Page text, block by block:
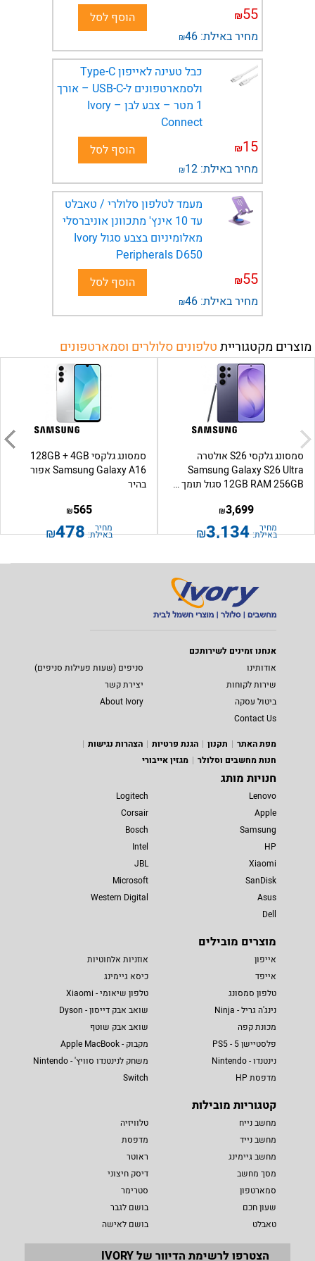
55
₪
מחיר באילת: 46
₪
הוסף לסל
ולסמארטפונים ל-USB-C – אורך
1 מטר – צבע לבן – Ivory
Connect
15
₪
מחיר באילת: 12
₪
הוסף לסל
מעמד לטלפון סלולרי / טאבלט
עד 10 אינץ' מתכוונן אוניברסלי
מאלומיניום בצבע סגול Ivory
Peripherals D650
55
₪
מחיר באילת: 46
₪
הוסף לסל
מוצרים מקטגורייתטלפונים סלולרים וסמארטפונים
סמסונג גלקסי S26 אולטרה
Samsung Galaxy S26 Ultra
12GB RAM 256GB סגול תומך eSIM
3,699
₪
מחיר
באילת: 3,134
₪
סמסונג גלקסי 128GB + 4GB
Samsung Galaxy A16 אפור
בהיר
565
₪
מחיר
באילת: 478
₪
אנחנו זמינים לשירותכם
אודותינו
סניפים (שעות פעילות סניפים)
שירות לקוחות
יצירת קשר
ביטול עסקה
About Ivory
Contact Us
מפת האתר
תקנון הגנת פרטיות
הצהרות נגישות
חנות מחשבים וסלולר
מגזין אייבורי
חנויות מותג
Lenovo
Apple
Samsung
HP
Xiaomi
SanDisk
Asus
Dell
Logitech
Corsair
Bosch
Intel
JBL
Microsoft
Western Digital
מוצרים מובילים
אייפון
אייפד
טלפון סמסונג
נינג'ה גריל - Ninja
מכונת קפה
פלסטיישן 5 - PS5
נינטנדו - Nintendo
מדפסת HP
אוזניות אלחוטיות
כיסא גיימינג
טלפון שיאומי - Xiaomi
שואב אבק דייסון - Dyson
שואב אבק שוטף
מקבוק - Apple MacBook
משחק לנינטנדו סוויץ' - Nintendo
Switch
קטגוריות מובילות
מחשב נייח
מחשב נייד
מחשב גיימינג
מסך מחשב
סמארטפון
שעון חכם
טאבלט
טלוויזיה
מדפסת
ראוטר
דיסק חיצוני
סטרימר
בושם לגבר
בושם לאישה
הצטרפו לרשימת הדיוור של IVORY